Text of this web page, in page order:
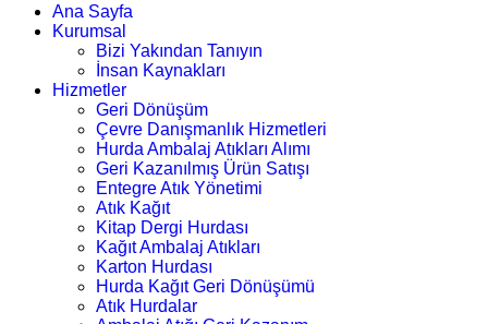
Ana Sayfa
Kurumsal
Bizi Yakından Tanıyın
İnsan Kaynakları
Hizmetler
Geri Dönüşüm
Çevre Danışmanlık Hizmetleri
Hurda Ambalaj Atıkları Alımı
Geri Kazanılmış Ürün Satışı
Entegre Atık Yönetimi
Atık Kağıt
Kitap Dergi Hurdası
Kağıt Ambalaj Atıkları
Karton Hurdası
Hurda Kağıt Geri Dönüşümü
Atık Hurdalar